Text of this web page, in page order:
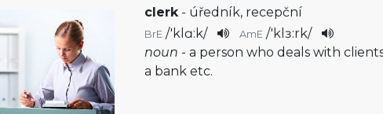
clerk- úředník, recepční
BrE /'klɑ:k/ AmE /'klɜ:rk/
noun - a person who deals with
a bank etc.